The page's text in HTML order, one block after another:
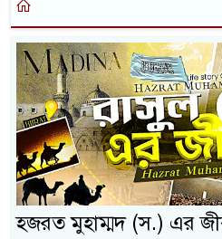
হজরত মুহাম্মদ (স.) এর